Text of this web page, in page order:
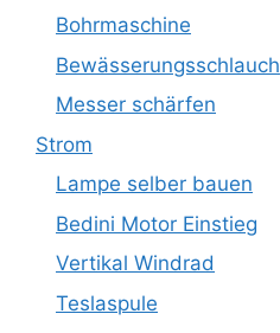
Bohrmaschine
Bewässerungsschlauch
Messer schärfen
Strom
Lampe selber bauen
Bedini Motor Einstieg
Vertikal Windrad
Teslaspule